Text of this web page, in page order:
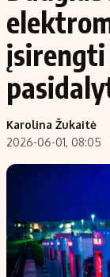
Karolina Žukaitė
2026-06-01, 08:05